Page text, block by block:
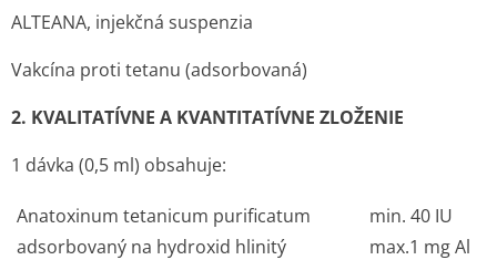
ALTEANA, injekčná suspenzia
Vakcína proti tetanu (adsorbovaná)
2. KVALITATÍVNE A KVANTITATÍVNE ZLOŽENIE
1 dávka (0,5 ml) obsahuje:
Anatoxinum tetanicum purificatum
adsorbovaný na hydroxid hlinitý
min. 40 IU
max.1 mg Al